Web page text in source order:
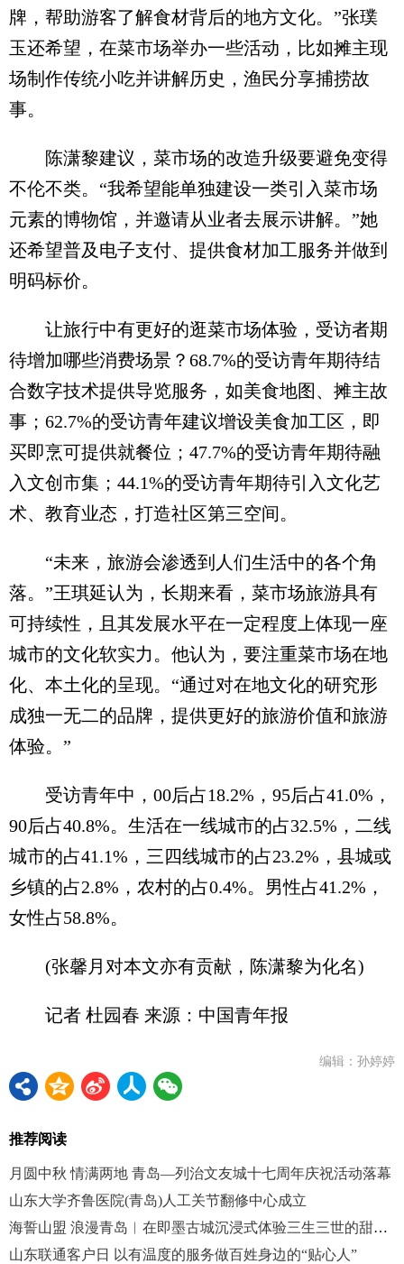
牌，帮助游客了解食材背后的地方文化。”张璞
玉还希望，在菜市场举办一些活动，比如摊主现
场制作传统小吃并讲解历史，渔民分享捕捞故
事。
陈潇黎建议，菜市场的改造升级要避免变得
不伦不类。“我希望能单独建设一类引入菜市场
元素的博物馆，并邀请从业者去展示讲解。”她
还希望普及电子支付、提供食材加工服务并做到
明码标价。
让旅行中有更好的逛菜市场体验，受访者期
待增加哪些消费场景？68.7%的受访青年期待结
合数字技术提供导览服务，如美食地图、摊主故
事；62.7%的受访青年建议增设美食加工区，即
买即烹可提供就餐位；47.7%的受访青年期待融
入文创市集；44.1%的受访青年期待引入文化艺
术、教育业态，打造社区第三空间。
“未来，旅游会渗透到人们生活中的各个角
落。”王琪延认为，长期来看，菜市场旅游具有
可持续性，且其发展水平在一定程度上体现一座
城市的文化软实力。他认为，要注重菜市场在地
化、本土化的呈现。“通过对在地文化的研究形
成独一无二的品牌，提供更好的旅游价值和旅游
体验。”
受访青年中，00后占18.2%，95后占41.0%，
90后占40.8%。生活在一线城市的占32.5%，二线
城市的占41.1%，三四线城市的占23.2%，县城或
乡镇的占2.8%，农村的占0.4%。男性占41.2%，
女性占58.8%。
(张馨月对本文亦有贡献，陈潇黎为化名)
记者 杜园春 来源：中国青年报
编辑：孙婷婷
推荐阅读
月圆中秋 情满两地 青岛—列治文友城十七周年庆祝活动落幕
山东大学齐鲁医院(青岛)人工关节翻修中心成立
海誓山盟 浪漫青岛︱在即墨古城沉浸式体验三生三世的甜蜜之约
山东联通客户日 以有温度的服务做百姓身边的“贴心人”